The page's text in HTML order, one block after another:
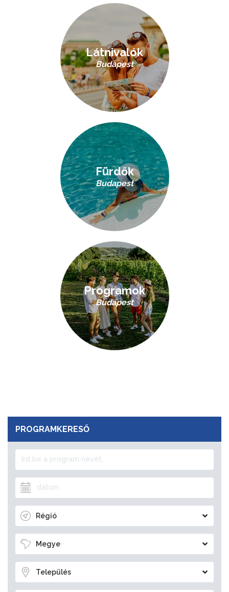
Látnivalók
Budapest
Fürdők
Budapest
Programok
Budapest
PROGRAMKERESŐ
Régió
Megye
Település